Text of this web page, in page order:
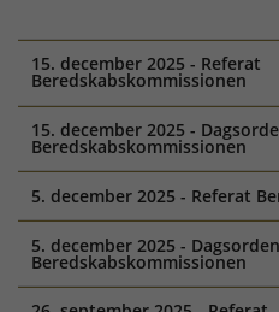
15. december 2025 - Referat
Beredskabskommissionen
15. december 2025 -
Beredskabskommissionen
5. december 2025 - Referat
5. december 2025 - Dagsorden
Beredskabskommissionen